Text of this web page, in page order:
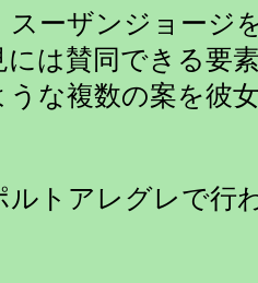
スーザンジョージ
には賛同できる要
な複数の案を彼
ルトアレグレで行